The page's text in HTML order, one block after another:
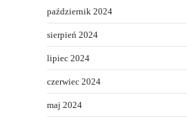
październik 2024
sierpień 2024
lipiec 2024
czerwiec 2024
maj 2024